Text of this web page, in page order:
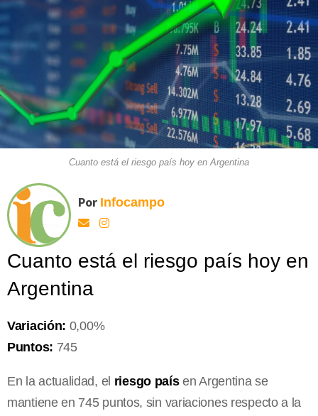
Cuanto está el riesgo país hoy en Argentina
Por Infocampo
Cuanto está el riesgo país hoy en
Argentina
Variación: 0,00%
Puntos: 745
En la actualidad, el riesgo paísen Argentina se
mantiene en 745 puntos, sin variaciones respecto a la